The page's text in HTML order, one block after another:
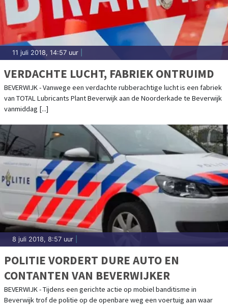
11 juli 2018, 14:57 uur
VERDACHTE LUCHT, FABRIEK ONTRUIMD
BEVERWIJK - Vanwege een verdachte rubberachtige lucht is een fabriek
van TOTAL Lubricants Plant Beverwijk aan de Noorderkade te Beverwijk
vanmiddag [...]
8 juli 2018, 8:57 uur
POLITIE VORDERT DURE AUTO EN
CONTANTEN VAN BEVERWIJKER
BEVERWIJK - Tijdens een gerichte actie op mobiel banditisme in
Beverwijk trof de politie op de openbare weg een voertuig aan waar